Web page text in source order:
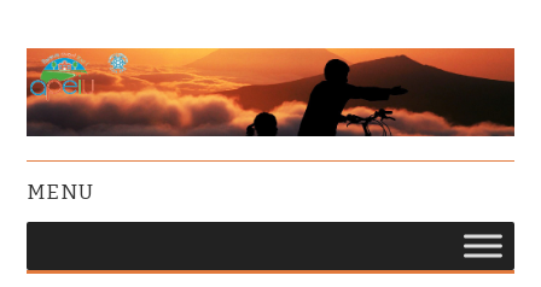
MENU